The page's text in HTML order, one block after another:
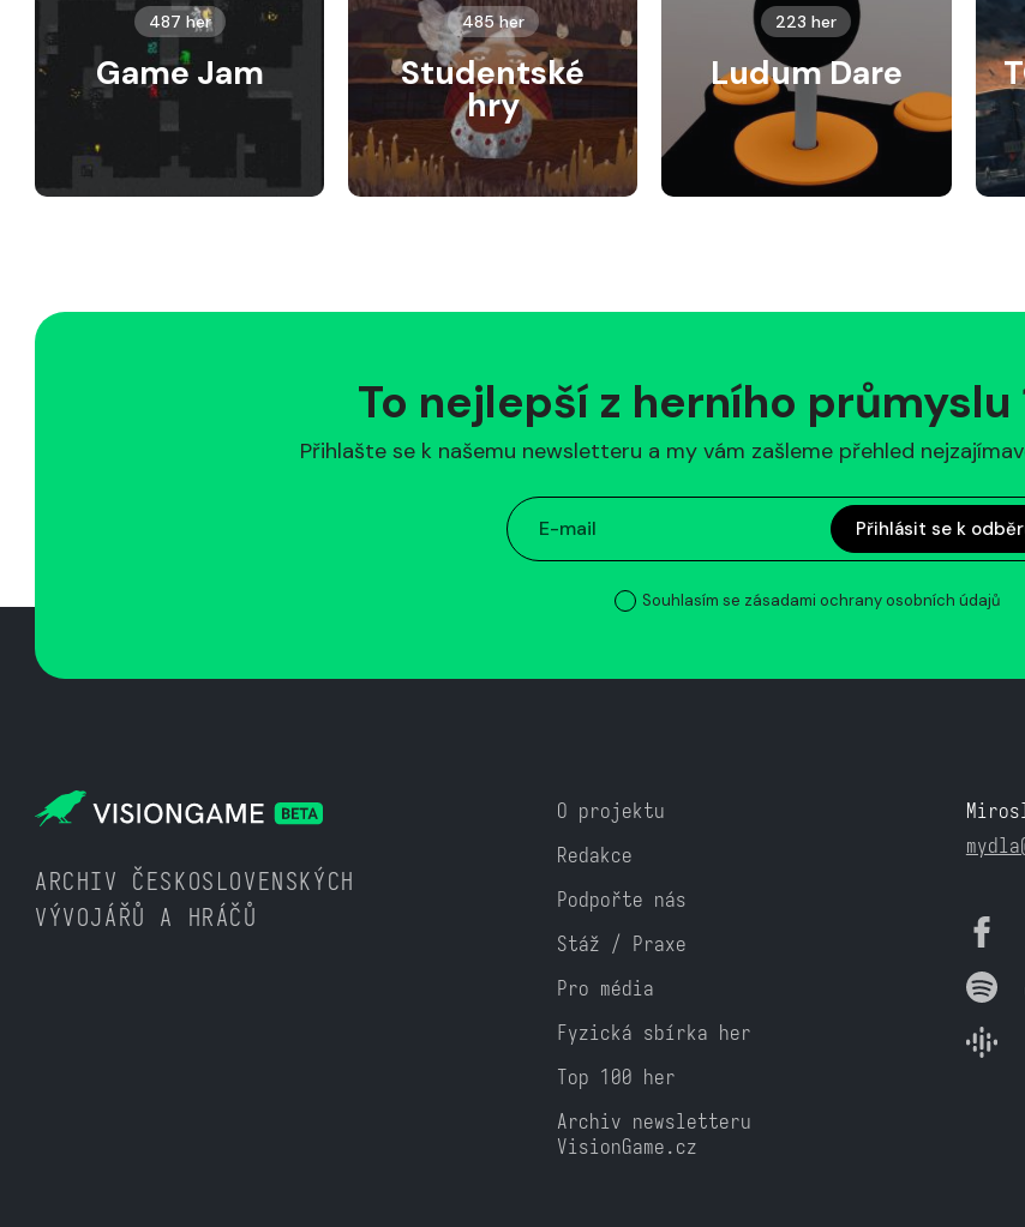
487 her
Game Jam
485 her
Studentské
hry
223 her
Ludum Dare
To nejlepší z herního průmyslu
Přihlašte se k našemu newsletteru a my vám zašleme přehled
Přihlásit se k
Souhlasím se zásadami ochrany osobních údajů
ARCHIV ČESKOSLOVENSKÝCH
VÝVOJÁŘŮ A HRÁČŮ
O projektu
Redakce
Podpořte nás
Stáž / Praxe
Pro média
Fyzická sbírka her
Top 100 her
Archiv newsletteru
VisionGame.cz